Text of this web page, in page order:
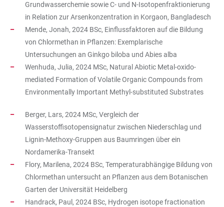
Grundwasserchemie sowie C- und N-Isotopenfraktionierung
in Relation zur Arsenkonzentration in Korgaon, Bangladesch
Mende, Jonah, 2024 BSc, Einflussfaktoren auf die Bildung
von Chlormethan in Pflanzen: Exemplarische
Untersuchungen an Ginkgo biloba und Abies alba
Wenhuda, Julia, 2024 MSc, Natural Abiotic Metal-oxido-
mediated Formation of Volatile Organic Compounds from
Environmentally Important Methyl-substituted Substrates
Berger, Lars, 2024 MSc, Vergleich der
Wasserstoffisotopensignatur zwischen Niederschlag und
Lignin-Methoxy-Gruppen aus Baumringen über ein
Nordamerika-Transekt
Flory, Marilena, 2024 BSc, Temperaturabhängige Bildung von
Chlormethan untersucht an Pflanzen aus dem Botanischen
Garten der Universität Heidelberg
Handrack, Paul, 2024 BSc, Hydrogen isotope fractionation